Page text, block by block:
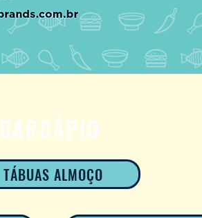
CARDÁPIO
TÁBUAS ALMOÇO